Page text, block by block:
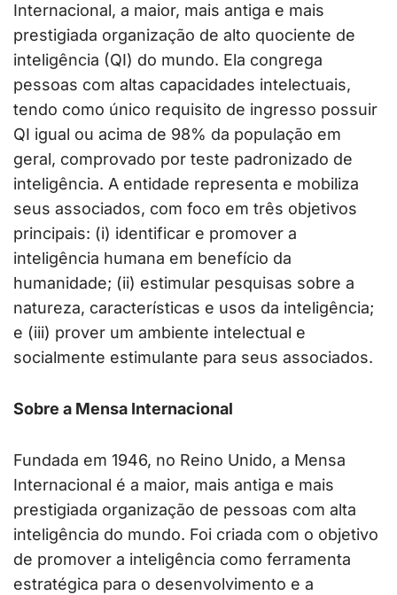
Internacional, a maior, mais antiga e mais
prestigiada organização de alto quociente de
inteligência (QI) do mundo. Ela congrega
pessoas com altas capacidades intelectuais,
tendo como único requisito de ingresso possuir
QI igual ou acima de 98% da população em
geral, comprovado por teste padronizado de
inteligência. A entidade representa e mobiliza
seus associados, com foco em três objetivos
principais: (i) identificar e promover a
inteligência humana em benefício da
humanidade; (ii) estimular pesquisas sobre a
natureza, características e usos da inteligência;
e (iii) prover um ambiente intelectual e
socialmente estimulante para seus associados.
Sobre a Mensa Internacional
Fundada em 1946, no Reino Unido, a Mensa
Internacional é a maior, mais antiga e mais
prestigiada organização de pessoas com alta
inteligência do mundo. Foi criada com o objetivo
de promover a inteligência como ferramenta
estratégica para o desenvolvimento e a